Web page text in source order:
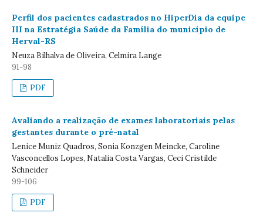
Perfil dos pacientes cadastrados no HiperDia da equipe
III na Estratégia Saúde da Família do município de
Herval-RS
Neuza Bilhalva de Oliveira, Celmira Lange
91-98
PDF
Avaliando a realização de exames laboratoriais pelas
gestantes durante o pré-natal
Lenice Muniz Quadros, Sonia Konzgen Meincke, Caroline
Vasconcellos Lopes, Natalia Costa Vargas, Ceci Cristilde
Schneider
99-106
PDF